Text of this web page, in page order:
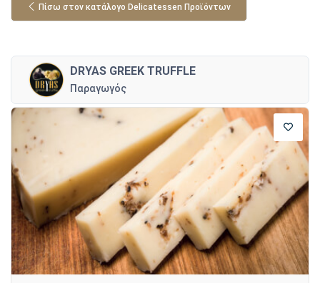
Πίσω στον κατάλογο Delicatessen Προϊόντων
DRYAS GREEK TRUFFLE
Παραγωγός